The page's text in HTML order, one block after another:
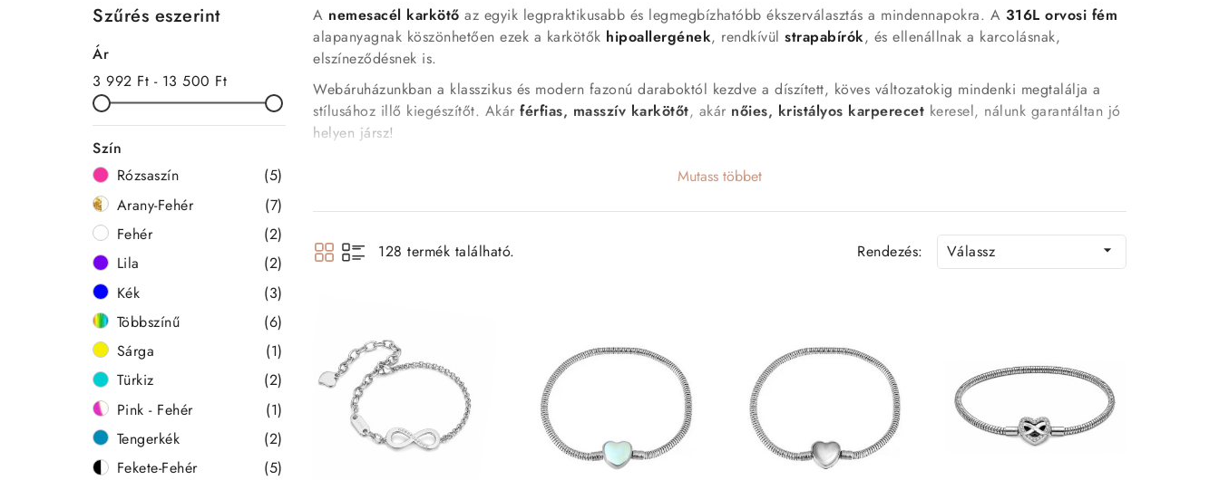
Szűrés eszerint
Ár
3 992 Ft - 13 500 Ft
Szín
Rózsaszín
(5)
Arany-Fehér
(7)
Fehér
(2)
Lila
(2)
Kék
(3)
Többszínű
(6)
Sárga
(1)
Türkiz
(2)
Pink - Fehér
(1)
Tengerkék
(2)
Fekete-Fehér
(5)
A nemesacél karkötő az egyik legpraktikusabb és legmegbízhatóbb ékszerválasztás a mindennapokra. A 316L orvosi fém
alapanyagnak köszönhetően ezek a karkötők hipoallergének, rendkívül strapabírók, és ellenállnak a karcolásnak,
elszíneződésnek is.
Webáruházunkban a klasszikus és modern fazonú daraboktól kezdve a díszített, köves változatokig mindenki megtalálja a
stílusához illő kiegészítőt. Akár férfias, masszív karkötőt, akár nőies, kristályos karperecet keresel, nálunk garantáltan jó
helyen jársz!
Időtálló és karcálló– nem kell aggódnod a mindennapi használat miatt
Széles stílusválaszték– letisztult, gravírozható, kristályos vagy fonott dizájnok
✔️ Férfi nemesacél karkötők: tömör, láncos, klasszikus és modern stílusban
✔️ Női nemesacél karperecek: vékony, kristályos vagy gravírozott változatban
✔️ Páros nemesacél karkötők: szerelmeseknek, díszdobozban
✔️ Gravírozható modellek: személyre szabható üzenetekkel, emléknek is tökéletes
1–2 munkanapon belül kiszállítjuk
. Ha egy olyan ékszert keresel, ami stílusos, tartós, és
Mutass többet
128 termék található. Rendezés: Válassz 